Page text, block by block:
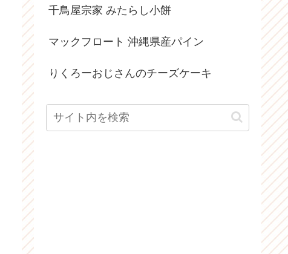
千鳥屋宗家 みたらし小餅
マックフロート 沖縄県産パイン
りくろーおじさんのチーズケーキ